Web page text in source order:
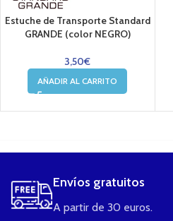
Estuche de Transporte Standard
GRANDE (color NEGRO)
3,50€
AÑADIR AL CARRITO
Envíos gratuitos
A partir de 30 euros.